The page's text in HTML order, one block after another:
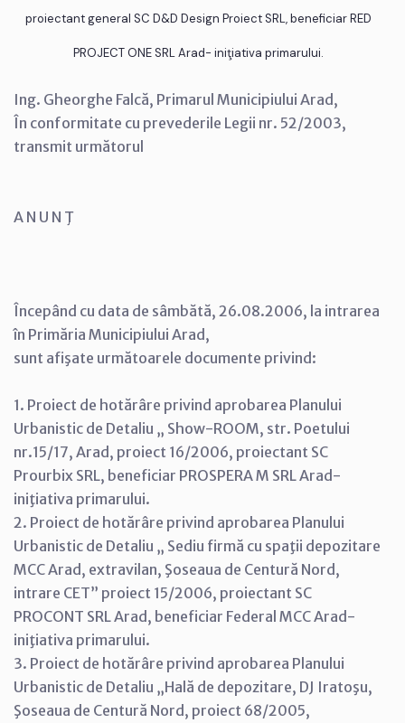
proiectant general SC D&D Design Proiect SRL, beneficiar RED
PROJECT ONE SRL Arad- iniţiativa primarului.
Ing. Gheorghe Falcă, Primarul Municipiului Arad,
În conformitate cu prevederile Legii nr. 52/2003,
transmit următorul
A N U N Ţ
Începând cu data de sâmbătă, 26.08.2006, la intrarea
în Primăria Municipiului Arad,
sunt afişate următoarele documente privind:
1. Proiect de hotărâre privind aprobarea Planului
Urbanistic de Detaliu „ Show-ROOM, str. Poetului
nr.15/17, Arad, proiect 16/2006, proiectant SC
Prourbix SRL, beneficiar PROSPERA M SRL Arad-
iniţiativa primarului.
2. Proiect de hotărâre privind aprobarea Planului
Urbanistic de Detaliu „ Sediu firmă cu spaţii depozitare
MCC Arad, extravilan, Şoseaua de Centură Nord,
intrare CET” proiect 15/2006, proiectant SC
PROCONT SRL Arad, beneficiar Federal MCC Arad-
iniţiativa primarului.
3. Proiect de hotărâre privind aprobarea Planului
Urbanistic de Detaliu „Hală de depozitare, DJ Iratoşu,
Şoseaua de Centură Nord, proiect 68/2005,